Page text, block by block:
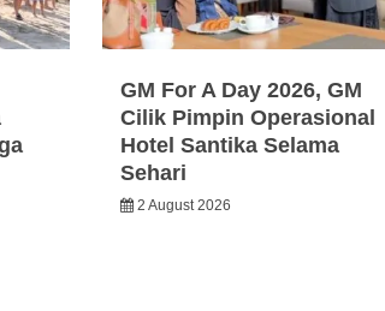
GM For A Day 2026, GM
Cilik Pimpin Operasional
Hotel Santika Selama
Sehari
2 August 2026